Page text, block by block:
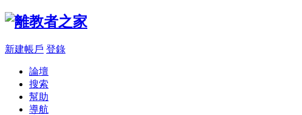
新建帳戶 登錄
論壇
搜索
幫助
導航